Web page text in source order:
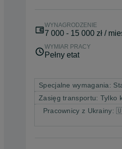
WYNAGRODZENIE
7 000 - 15 000 zł /
WYMIAR PRACY
Pełny etat
Specjalne wymagania:
Zasięg transportu: Tylko
Pracownicy z Ukrainy: